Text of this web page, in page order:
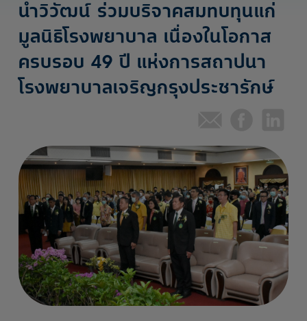
นำวิวัฒน์ ร่วมบริจาคสมทบทุนแก่
มูลนิธิโรงพยาบาล เนื่องในโอกาส
ครบรอบ 49 ปี แห่งการสถาปนา
โรงพยาบาลเจริญกรุงประชารักษ์